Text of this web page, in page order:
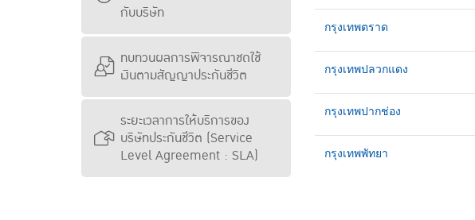
กับบริษัท
ทบทวนผลการพิจารณาชดใช้
เงินตามสัญญาประกันชีวิต
ระยะเวลาการให้บริการของ
บริษัทประกันชีวิต (Service
Level Agreement : SLA)
กรุงเทพตราด
กรุงเทพปลวกแดง
กรุงเทพปากช่อง
กรุงเทพพัทยา